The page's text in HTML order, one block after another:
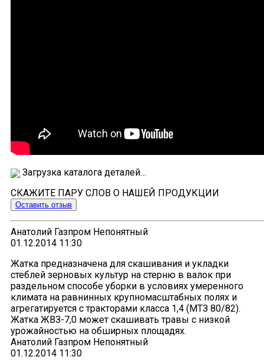
Загрузка каталога деталей…
СКАЖИТЕ ПАРУ СЛОВ О НАШЕЙ ПРОДУКЦИИ
Оставить отзыв
Анатолий Газпром Непонятный
01.12.2014 11:30
Жатка предназначена для скашивания и укладки
стеблей зерновых культур на стерню в валок при
раздельном способе уборки в условиях умеренного
климата на равнинных крупномасштабных полях и
агрегатируется с тракторами класса 1,4 (МТЗ 80/82).
Жатка ЖВЗ-7,0 может скашивать травы с низкой
урожайностью на обширных площадях.
Анатолий Газпром Непонятный
01.12.2014 11:30